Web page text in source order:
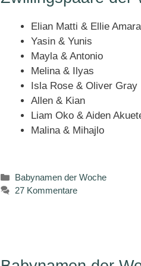
Elian Matti & Ellie Amara
Yasin & Yunis
Mayla & Antonio
Melina & Ilyas
Isla Rose & Oliver Gray
Allen & Kian
Liam Oko & Aiden
Malina & Mihajlo
Kategorien
Babynamen der Woche
27 Kommentare